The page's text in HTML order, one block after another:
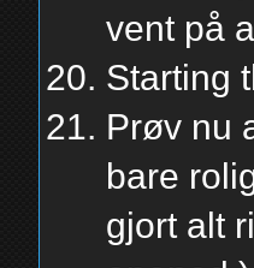
vent på
Starting
Prøv nu
bare
gjort alt